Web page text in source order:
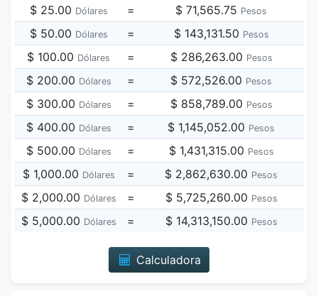
$ 25.00 Dólares = $ 71,565.75 Pesos
$ 50.00 Dólares = $ 143,131.50 Pesos
$ 100.00 Dólares = $ 286,263.00 Pesos
$ 200.00 Dólares = $ 572,526.00 Pesos
$ 300.00 Dólares = $ 858,789.00 Pesos
$ 400.00 Dólares = $ 1,145,052.00 Pesos
$ 500.00 Dólares = $ 1,431,315.00 Pesos
$ 1,000.00 Dólares = $ 2,862,630.00 Pesos
$ 2,000.00 Dólares = $ 5,725,260.00 Pesos
$ 5,000.00 Dólares = $ 14,313,150.00 Pesos
Calculadora